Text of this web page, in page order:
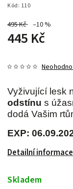
Kód: 110
495 Kč –10 %
445 Kč
Vyživující lesk
odstínu s
dodá Vašim
EXP:
Detailní informace
Skladem